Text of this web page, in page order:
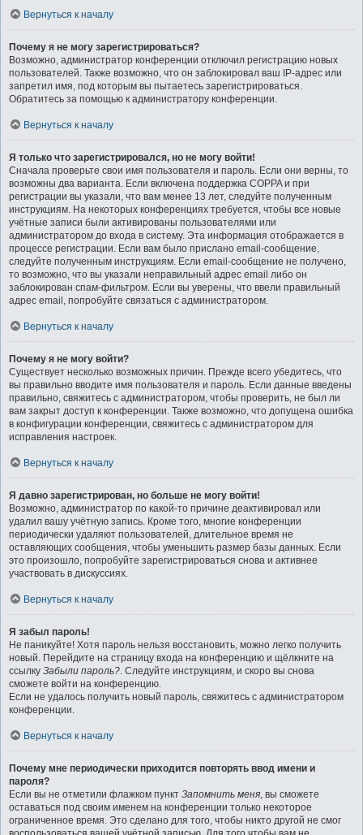
Вернуться к началу
Почему я не могу зарегистрироваться?
Возможно, администратор конференции отключил регистрацию новых
пользователей. Также возможно, что он заблокировал ваш IP-адрес или
запретил имя, под которым вы пытаетесь зарегистрироваться.
Обратитесь за помощью к администратору конференции.
Вернуться к началу
Я только что зарегистрировался, но не могу войти!
Сначала проверьте свои имя пользователя и пароль. Если они верны, то
возможны два варианта. Если включена поддержка COPPA и при
регистрации вы указали, что вам менее 13 лет, следуйте полученным
инструкциям. На некоторых конференциях требуется, чтобы все новые
учётные записи были активированы пользователями или
администратором до входа в систему. Эта информация отображается в
процессе регистрации. Если вам было прислано email-сообщение,
следуйте полученным инструкциям. Если email-сообщение не получено,
то возможно, что вы указали неправильный адрес email либо он
заблокирован спам-фильтром. Если вы уверены, что ввели правильный
адрес email, попробуйте связаться с администратором.
Вернуться к началу
Почему я не могу войти?
Существует несколько возможных причин. Прежде всего убедитесь, что
вы правильно вводите имя пользователя и пароль. Если данные введены
правильно, свяжитесь с администратором, чтобы проверить, не был ли
вам закрыт доступ к конференции. Также возможно, что допущена ошибка
в конфигурации конференции, свяжитесь с администратором для
исправления настроек.
Вернуться к началу
Я давно зарегистрирован, но больше не могу войти!
Возможно, администратор по какой-то причине деактивировал или
удалил вашу учётную запись. Кроме того, многие конференции
периодически удаляют пользователей, длительное время не
оставляющих сообщения, чтобы уменьшить размер базы данных. Если
это произошло, попробуйте зарегистрироваться снова и активнее
участвовать в дискуссиях.
Вернуться к началу
Я забыл пароль!
Не паникуйте! Хотя пароль нельзя восстановить, можно легко получить
новый. Перейдите на страницу входа на конференцию и щёлкните на
ссылку Забыли пароль?. Следуйте инструкциям, и скоро вы снова
сможете войти на конференцию.
Если не удалось получить новый пароль, свяжитесь с администратором
конференции.
Вернуться к началу
Почему мне периодически приходится повторять ввод имени и
пароля?
Если вы не отметили флажком пункт Запомнить меня, вы сможете
оставаться под своим именем на конференции только некоторое
ограниченное время. Это сделано для того, чтобы никто другой не смог